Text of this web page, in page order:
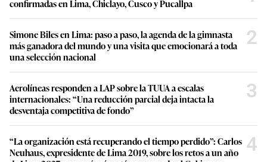
confirmadas en Lima, Chiclayo, Cusco y Pucallpa
Simone Biles en Lima: paso a paso, la agenda de la gimnasta
más ganadora del mundo y una visita que emocionará a toda
una selección nacional
2
Aerolíneas responden a LAP sobre la TUUA a escalas
internacionales: “Una reducción parcial deja intacta la
desventaja competitiva de fondo”
3
“La organización está recuperando el tiempo perdido”: Carlos
Neuhaus, expresidente de Lima 2019, sobre los retos a un año
4